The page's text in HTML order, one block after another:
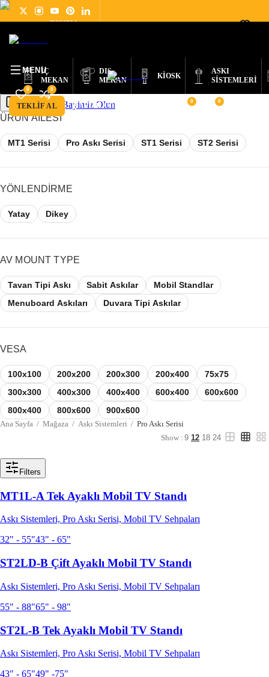
DIGITAL
İÇ
MEKAN
DIŞ
MEKAN
KİOSK
ASKI
SİSTEMLERİ
TEKLIF AL BAYIMIZ OLUN
0 0
MENU
0 0
Teklif Al
Bayimiz Olun
ÜRÜN AILESI
MT1 Serisi Pro Askı Serisi ST1 Serisi ST2 Serisi
YÖNLENDIRME
Yatay Dikey
AV MOUNT TYPE
Tavan Tipi Askı Sabit Askılar
Mobil Standlar
Menuboard Askıları
Duvara Tipi Askılar
VESA
100x100 200x200 200x300 200x400
75x75
300x300
400x300 400x400 600x400
600x600
800x400
800x600 900x600
Ana Sayfa / Mağaza / Askı Sistemleri / Pro Askı Serisi
Show : 9 12 18 24
Filters
MT1L-A Tek Ayaklı Mobil TV Standı
Askı Sistemleri, Pro Askı Serisi, Mobil TV Sehpaları
32" - 55"43" - 65"
ST2LD-B Çift Ayaklı Mobil TV Standı
Askı Sistemleri, Pro Askı Serisi, Mobil TV Sehpaları
55" - 88"65" - 98"
ST2L-B Tek Ayaklı Mobil TV Standı
Askı Sistemleri, Pro Askı Serisi, Mobil TV Sehpaları
43" - 65"49" -75"